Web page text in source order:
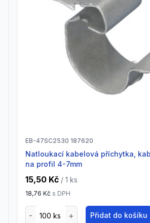
EB-47SC2530 187620
natloukací kabelová příchytka, kabel 25-30mm,
na profil 4-7mm
15,50 Kč / 1 ks
18,76 Kč s DPH
Přidat do košíku